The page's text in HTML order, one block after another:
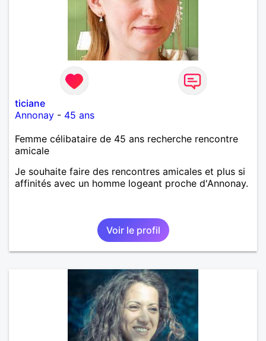
ticiane
Annonay - 45 ans
Femme célibataire de 45 ans recherche rencontre
amicale
Je souhaite faire des rencontres amicales et plus si
affinités avec un homme logeant proche d'Annonay.
Voir le profil